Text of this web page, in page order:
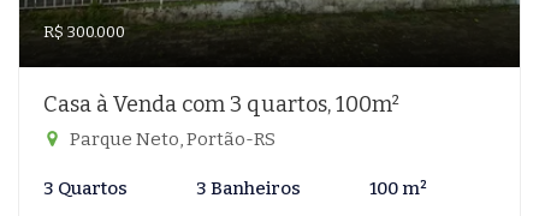
R$ 300.000
Casa à Venda com 3 quartos, 100m²
Parque Neto, Portão-RS
3 Quartos 3 Banheiros 100 m²